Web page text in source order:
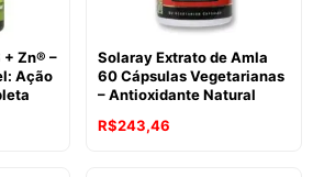
+ Zn® –
Ação
Solaray Extrato de Amla
60 Cápsulas Vegetarianas
– Antioxidante Natural
R$243,46